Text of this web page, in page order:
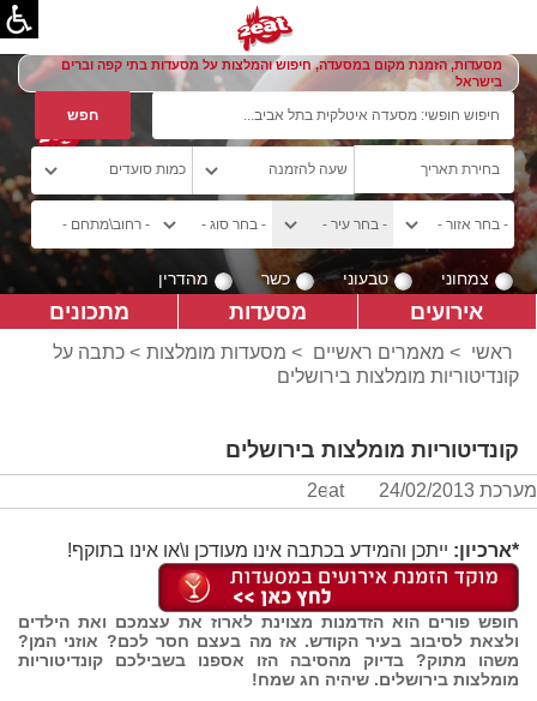
מסעדות, הזמנת מקום במסעדה, חיפוש והמלצות על מסעדות בתי קפה וברים
בישראל
צמחוני טבעוני כשר מהדרין
אירועים מסעדות מתכונים
ראשי > מאמרים ראשיים > מסעדות מומלצות > כתבה על
קונדיטוריות מומלצות בירושלים
קונדיטוריות מומלצות בירושלים
מערכת 2eat 24/02/2013
*ארכיון: ייתכן והמידע בכתבה אינו מעודכן ו\או אינו בתוקף!
חופש פורים הוא הזדמנות מצוינת לארוז את עצמכם ואת הילדים
ולצאת לסיבוב בעיר הקודש. אז מה בעצם חסר לכם? אוזני המן?
משהו מתוק? בדיוק מהסיבה הזו אספנו בשבילכם קונדיטוריות
מומלצות בירושלים. שיהיה חג שמח!